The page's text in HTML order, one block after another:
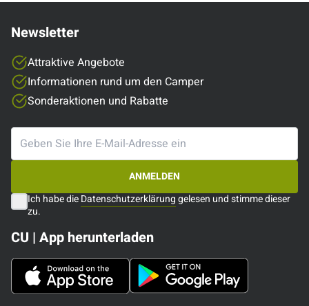
Newsletter
Attraktive Angebote
Informationen rund um den Camper
Sonderaktionen und Rabatte
ANMELDEN
Ich habe dieDatenschutzerklärunggelesen und stimme dieser
zu.
CU | App herunterladen